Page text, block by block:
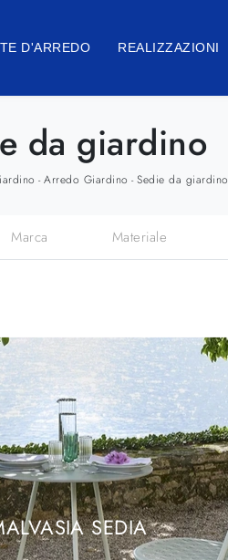
D'ARREDO REALIZZAZIONI
da giardino
-Arredo Giardino -Sedie da giardino
Marca Materiale
SEDIA